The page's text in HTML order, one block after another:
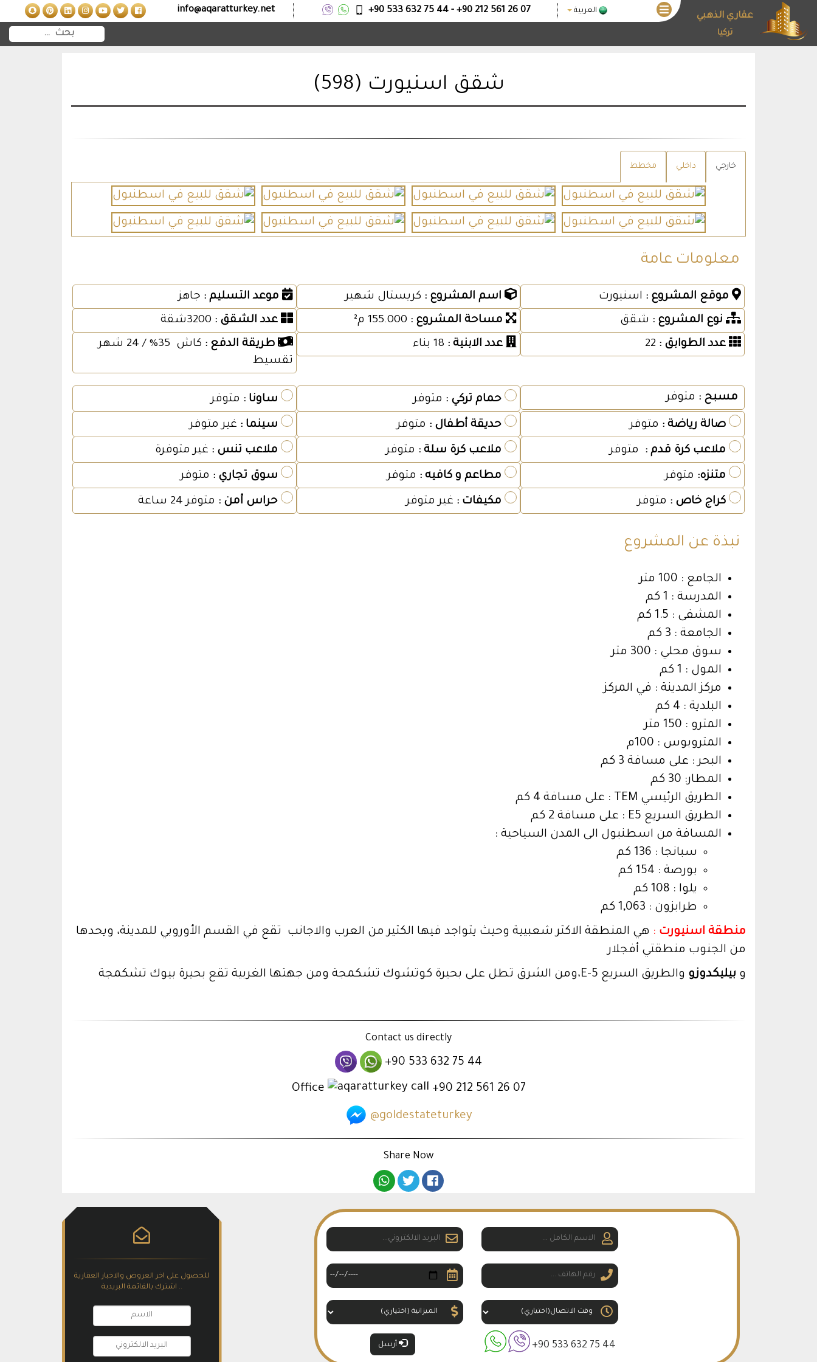
عقاري الذهبي
تركيا
العربية +90 533 632 75 44 - +90 212 561 26 07
info@aqaratturkey.net
شقق اسنيورت (598)
خارجي داخلي مخطط
معلومات عامة
موقع المشروع : اسنيورت اسم المشروع : كريستال شهير موعد التسليم : جاهز
نوع المشروع : شقق مساحة المشروع : 155.000 م² عدد الشقق : 3200شقة
عدد الطوابق : 22 عدد الابنية : 18 بناء طريقة الدفع :
كاش 35% / 24 شهر
تقسيط
مسبح : متوفر حمام تركي : متوفر ساونا : متوفر
صالة رياضة : متوفر حديقة أطفال : متوفر سينما : غير متوفر
ملاعب كرة قدم : متوفر ملاعب كرة سلة : متوفر ملاعب تنس : غير متوفرة
متنزه: متوفر مطاعم و كافيه : متوفر سوق تجاري : متوفر
كراج خاص : متوفر مكيفات : غير متوفر حراس أمن : متوفر 24 ساعة
نبذة عن المشروع
الجامع : 100 متر
المدرسة : 1 كم
المشفى : 1.5 كم
الجامعة : 3 كم
سوق محلي : 300 متر
المول : 1 كم
مركز المدينة : في المركز
البلدية : 4 كم
المترو : 150 متر
المتروبوس : 100م
البحر : على مسافة 3 كم
المطار: 30 كم
الطريق الرئيسي TEM : على مسافة 4 كم
الطريق السريع E5 : على مسافة 2 كم
المسافة من اسطنبول الى المدن السياحية :
سبانجا : 136 كم
بورصة : 154 كم
يلوا : 108 كم
طرابزون : 1,063 كم
منطقة اسنيورت : هي المنطقة الاكثر شعبيية وحيث يتواجد فيها الكثير من العرب والاجانب تقع في القسم الأوروبي للمدينة، ويحدها
من الجنوب منطقتي أفجلار
و بيليكدوزو والطريق السريع E-5،ومن الشرق تطل على بحيرة كوتشوك تشكمجة ومن جهتها الغربية تقع بحيرة بيوك تشكمجة
Contact us directly
+90 533 632 75 44
Office +90 212 561 26 07
@goldestateturkey
Share Now
+90 533 632 75 44
للحصول على اخر العروض والاخبار العقارية
.. اشترك بالقائمة البريدية